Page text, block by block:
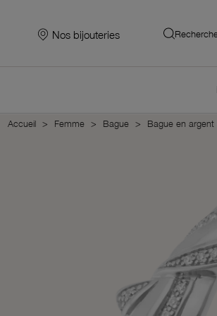
Nos bijouteries
Accueil Femme Bague Bague en argent